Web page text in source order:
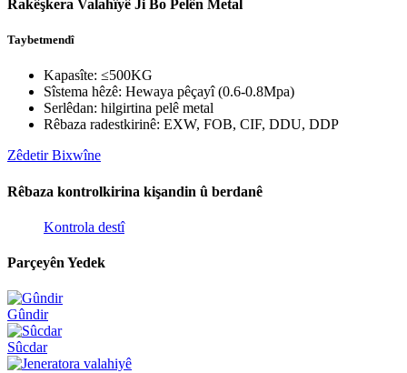
Rakêşkera Valahîyê Ji Bo Pelên Metal
Taybetmendî
Kapasîte: ≤500KG
Sîstema hêzê: Hewaya pêçayî (0.6-0.8Mpa)
Serlêdan: hilgirtina pelê metal
Rêbaza radestkirinê: EXW, FOB, CIF, DDU, DDP
Zêdetir Bixwîne
Rêbaza kontrolkirina kişandin û berdanê
Kontrola destî
Parçeyên Yedek
Gûndir
Sûcdar